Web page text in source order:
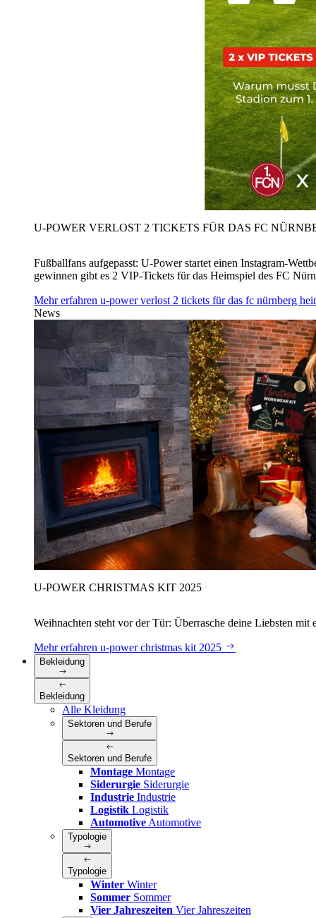
U‑POWER VERLOST 2 TICKETS FÜR DAS FC
Fußballfans aufgepasst: U‑Power startet einen Instagram-
gewinnen gibt es 2 VIP-Tickets für das Heimspiel des FC
Mehr erfahren u‑power verlost 2 tickets für das fc nürnberg
News
U‑POWER CHRISTMAS KIT 2025
Weihnachten steht vor der Tür: Überrasche deine Liebsten
Mehr erfahren u‑power christmas kit 2025
Bekleidung
Bekleidung
Alle Kleidung
Sektoren und Berufe
Sektoren und Berufe
Montage Montage
Siderurgie Siderurgie
Industrie Industrie
Logistik Logistik
Automotive Automotive
Typologie
Typologie
Winter Winter
Sommer Sommer
Vier Jahreszeiten Vier Jahreszeiten